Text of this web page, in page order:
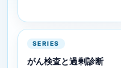
SERIES
がん検査と過剰診断